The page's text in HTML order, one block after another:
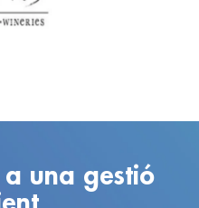
una gestió